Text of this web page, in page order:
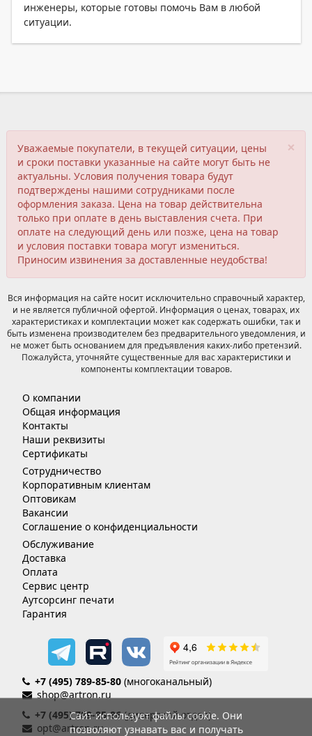
инженеры, которые готовы помочь Вам в любой
ситуации.
×
Уважаемые покупатели, в текущей ситуации, цены
и сроки поставки указанные на сайте могут быть не
актуальны. Условия получения товара будут
подтверждены нашими сотрудниками после
оформления заказа. Цена на товар действительна
только при оплате в день выставления счета. При
оплате на следующий день или позже, цена на товар
и условия поставки товара могут измениться.
Приносим извинения за доставленные неудобства!
Вся информация на сайте носит исключительно справочный характер,
и не является публичной офертой. Информация о ценах, товарах, их
характеристиках и комплектации может как содержать ошибки, так и
быть изменена производителем без предварительного уведомления, и
не может быть основанием для предъявления каких-либо претензий.
Пожалуйста, уточняйте существенные для вас характеристики и
компоненты комплектации товаров.
О компании
Общая информация
Контакты
Наши реквизиты
Сертификаты
Сотрудничество
Корпоративным клиентам
Оптовикам
Вакансии
Соглашение о конфиденциальности
Обслуживание
Доставка
Оплата
Сервис центр
Аутсорсинг печати
Гарантия
+7 (495) 789-85-80 (многоканальный)
shop@artron.ru
+7 (495) 789-85-86(дилерский отдел)
opt@artron.ru
Сайт использует файлы cookie. Они
позволяют узнавать вас и получать